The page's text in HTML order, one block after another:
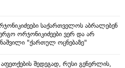
საქართველოს აბრალებენ
ორჯონიკიძეები ვერ და არ
"ქართულ ოცნებაზე"
შედეგად, რუსი გენერლის,